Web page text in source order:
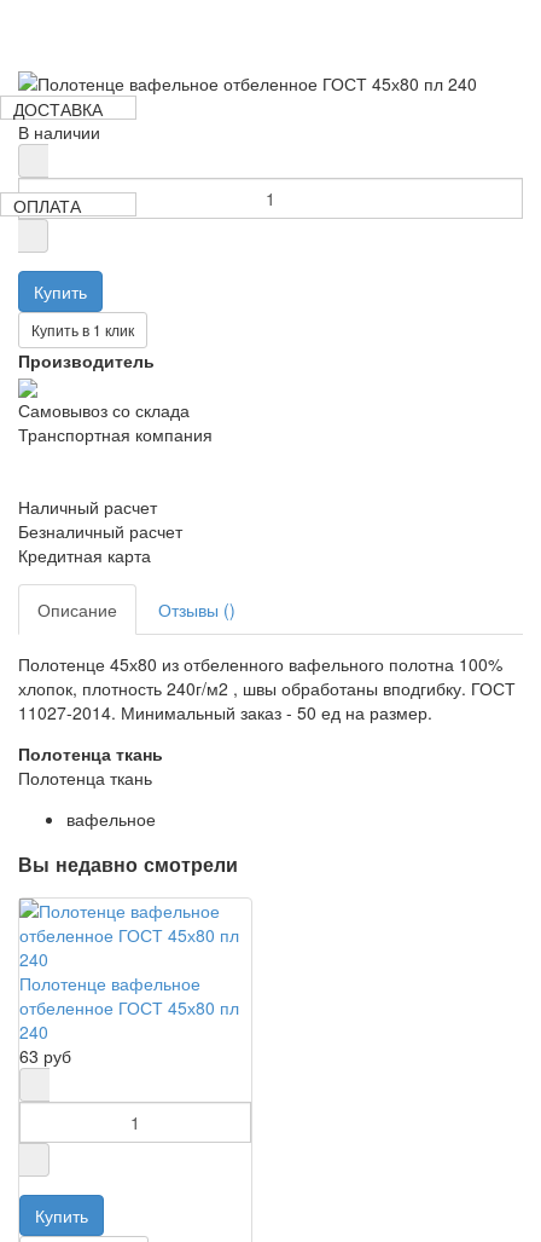
63 руб
В наличии
Купить в 1 клик
Производитель
ДОСТАВКА
Самовывоз со склада
Транспортная компания
ОПЛАТА
Наличный расчет
Безналичный расчет
Кредитная карта
Описание Отзывы ()
Полотенце 45х80 из отбеленного вафельного полотна 100%
хлопок, плотность 240г/м2 , швы обработаны вподгибку. ГОСТ
11027-2014. Минимальный заказ - 50 ед на размер.
Полотенца ткань
Полотенца ткань
вафельное
Вы недавно смотрели
Полотенце вафельное
отбеленное ГОСТ 45х80 пл
240
63 руб